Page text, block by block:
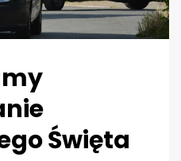
Święta